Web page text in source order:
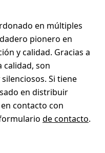
en múltiples
pionero en
y calidad. Gracias a
calidad, son
Si tiene
en distribuir
contacto con
de contacto.